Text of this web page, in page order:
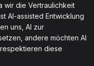
wir die Vertraulichkeit
AI-assisted Entwicklung
uns, AI zur
andere möchten AI
diese